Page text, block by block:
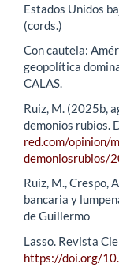
Estados Unidos
(cords.)
Con cautela:
geopolítica
CALAS.
Ruiz, M. (2025b,
demonios rubios.
red.com/opinion/
demoniosrubios/
Ruiz, M., Crespo,
bancaria y
de Guillermo
Lasso. Revista
https://doi.org/